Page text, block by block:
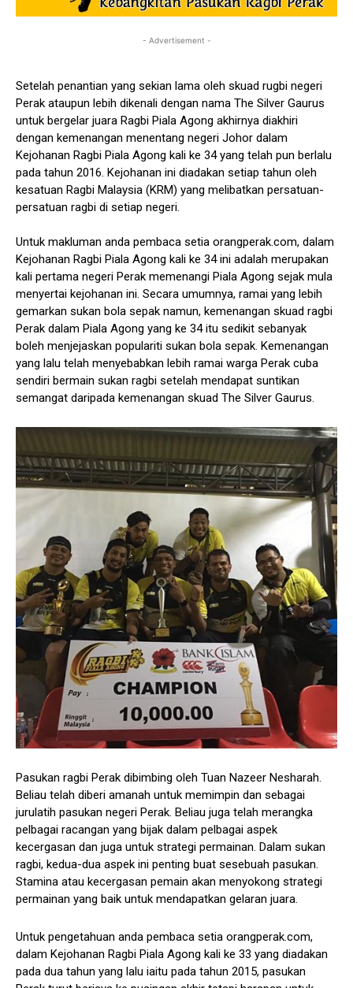
- Advertisement -
Setelah penantian yang sekian lama oleh skuad rugbi negeri
Perak ataupun lebih dikenali dengan nama The Silver Gaurus
untuk bergelar juara Ragbi Piala Agong akhirnya diakhiri
dengan kemenangan menentang negeri Johor dalam
Kejohanan Ragbi Piala Agong kali ke 34 yang telah pun berlalu
pada tahun 2016. Kejohanan ini diadakan setiap tahun oleh
kesatuan Ragbi Malaysia (KRM) yang melibatkan persatuan-
persatuan ragbi di setiap negeri.
Untuk makluman anda pembaca setia orangperak.com, dalam
Kejohanan Ragbi Piala Agong kali ke 34 ini adalah merupakan
kali pertama negeri Perak memenangi Piala Agong sejak mula
menyertai kejohanan ini. Secara umumnya, ramai yang lebih
gemarkan sukan bola sepak namun, kemenangan skuad ragbi
Perak dalam Piala Agong yang ke 34 itu sedikit sebanyak
boleh menjejaskan populariti sukan bola sepak. Kemenangan
yang lalu telah menyebabkan lebih ramai warga Perak cuba
sendiri bermain sukan ragbi setelah mendapat suntikan
semangat daripada kemenangan skuad The Silver Gaurus.
Pasukan ragbi Perak dibimbing oleh Tuan Nazeer Nesharah.
Beliau telah diberi amanah untuk memimpin dan sebagai
jurulatih pasukan negeri Perak. Beliau juga telah merangka
pelbagai racangan yang bijak dalam pelbagai aspek
kecergasan dan juga untuk strategi permainan. Dalam sukan
ragbi, kedua-dua aspek ini penting buat sesebuah pasukan.
Stamina atau kecergasan pemain akan menyokong strategi
permainan yang baik untuk mendapatkan gelaran juara.
Untuk pengetahuan anda pembaca setia orangperak.com,
dalam Kejohanan Ragbi Piala Agong kali ke 33 yang diadakan
pada dua tahun yang lalu iaitu pada tahun 2015, pasukan